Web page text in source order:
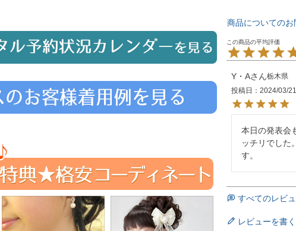
商品についてのお
Y・A
栃木県
投稿日
2024/03/21
本日の発表会
ッチリでした
す。
すべてのレビ
レビューを書く